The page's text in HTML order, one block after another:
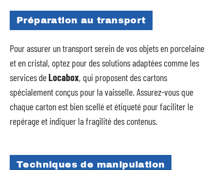
Préparation au transport
Pour assurer un transport serein de vos objets en porcelaine
et en cristal, optez pour des solutions adaptées comme les
services deLocabox, qui proposent des cartons
spécialement conçus pour la vaisselle. Assurez-vous que
chaque carton est bien scellé et étiqueté pour faciliter le
repérage et indiquer la fragilité des contenus.
Techniques de manipulation